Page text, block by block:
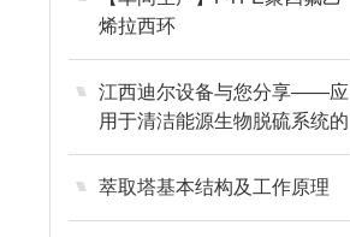
烯拉西环
江西迪尔设备与您分享——应
用于清洁能源生物脱硫系统的
聚丙烯哈凯登填料
萃取塔基本结构及工作原理